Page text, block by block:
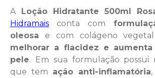
A Loção Hidratante 500ml
Hidramais conta com
oleosa e com colágeno
melhorar a flacidez e
pele. Em sua formulação possui
que tem ação anti-inflamatória